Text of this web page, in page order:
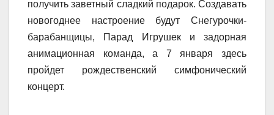
получить заветный сладкий подарок. Создавать
новогоднее настроение будут Снегурочки-
барабанщицы, Парад Игрушек и задорная
анимационная команда, а 7 января здесь
пройдет рождественский симфонический
концерт.